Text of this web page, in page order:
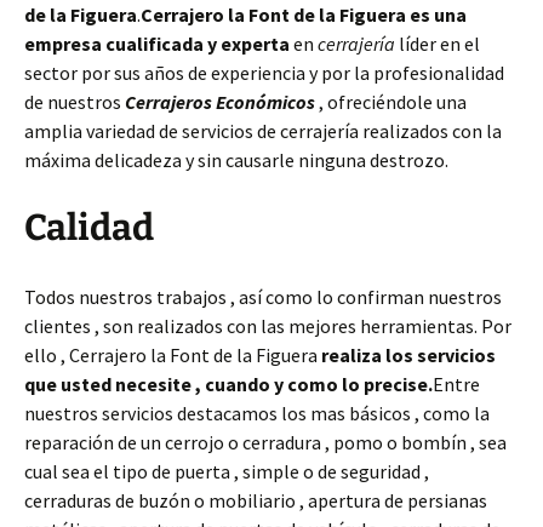
de la Figuera.Cerrajero la Font de la Figuera es una
empresa cualificada y experta en cerrajería líder en el
sector por sus años de experiencia y por la profesionalidad
de nuestros Cerrajeros Económicos, ofreciéndole una
amplia variedad de servicios de cerrajería realizados con la
máxima delicadeza y sin causarle ninguna destrozo.
Calidad
Todos nuestros trabajos , así como lo confirman nuestros
clientes , son realizados con las mejores herramientas. Por
ello , Cerrajero la Font de la Figuera realiza los servicios
que usted necesite , cuando y como lo precise.Entre
nuestros servicios destacamos los mas básicos , como la
reparación de un cerrojo o cerradura , pomo o bombín , sea
cual sea el tipo de puerta , simple o de seguridad ,
cerraduras de buzón o mobiliario , apertura de persianas